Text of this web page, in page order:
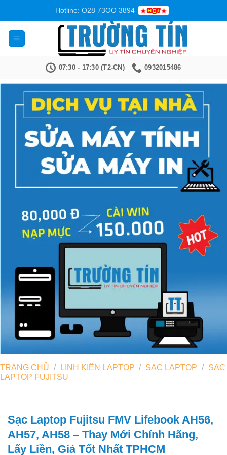
nội
dung
Hotline: O28 73OO 3894
07:30 - 17:30 (T2-CN) 0932015486
TRANG CHỦ / LINH KIỆN LAPTOP / SẠC LAPTOP / SẠC
LAPTOP FUJITSU
Sạc Laptop Fujitsu FMV Lifebook AH56,
AH57, AH58 – Thay Mới Chính Hãng,
Lấy Liền, Giá Tốt Nhất TPHCM